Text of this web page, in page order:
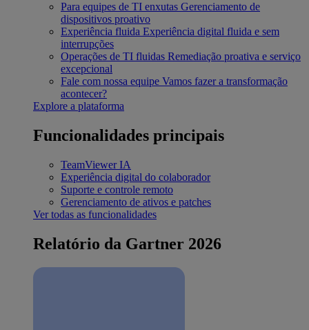
Para equipes de TI enxutas Gerenciamento de
dispositivos proativo
Experiência fluida Experiência digital fluida e sem
interrupções
Operações de TI fluidas Remediação proativa e serviço
excepcional
Fale com nossa equipe Vamos fazer a transformação
acontecer?
Explore a plataforma
Funcionalidades principais
TeamViewer IA
Experiência digital do colaborador
Suporte e controle remoto
Gerenciamento de ativos e patches
Ver todas as funcionalidades
Relatório da Gartner 2026